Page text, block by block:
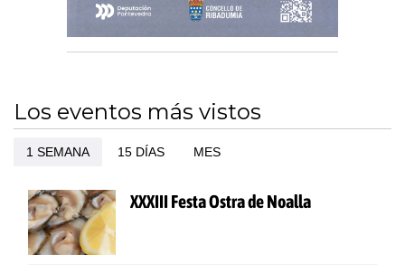
Los eventos más vistos
1 SEMANA 15 DÍAS MES
XXXIII Festa Ostra de Noalla